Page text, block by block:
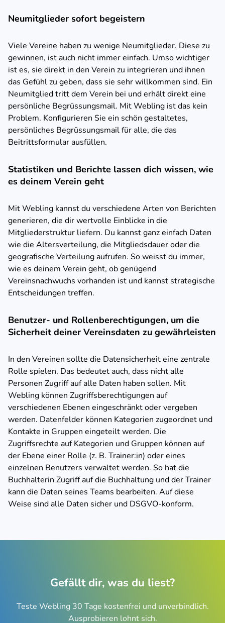
Neumitglieder sofort begeistern
Viele Vereine haben zu wenige Neumitglieder. Diese zu
gewinnen, ist auch nicht immer einfach. Umso wichtiger
ist es, sie direkt in den Verein zu integrieren und ihnen
das Gefühl zu geben, dass sie sehr willkommen sind. Ein
Neumitglied tritt dem Verein bei und erhält direkt eine
persönliche Begrüssungsmail. Mit Webling ist das kein
Problem. Konfigurieren Sie ein schön gestaltetes,
persönliches Begrüssungsmail für alle, die das
Beitrittsformular ausfüllen.
Statistiken und Berichte lassen dich wissen, wie
es deinem Verein geht
Mit Webling kannst du verschiedene Arten von Berichten
generieren, die dir wertvolle Einblicke in die
Mitgliederstruktur liefern. Du kannst ganz einfach Daten
wie die Altersverteilung, die Mitgliedsdauer oder die
geografische Verteilung aufrufen. So weisst du immer,
wie es deinem Verein geht, ob genügend
Vereinsnachwuchs vorhanden ist und kannst strategische
Entscheidungen treffen.
Benutzer- und Rollenberechtigungen, um die
Sicherheit deiner Vereinsdaten zu gewährleisten
In den Vereinen sollte die Datensicherheit eine zentrale
Rolle spielen. Das bedeutet auch, dass nicht alle
Personen Zugriff auf alle Daten haben sollen. Mit
Webling können Zugriffsberechtigungen auf
verschiedenen Ebenen eingeschränkt oder vergeben
werden. Datenfelder können Kategorien zugeordnet und
Kontakte in Gruppen eingeteilt werden. Die
Zugriffsrechte auf Kategorien und Gruppen können auf
der Ebene einer Rolle (z. B. Trainer:in) oder eines
einzelnen Benutzers verwaltet werden. So hat die
Buchhalterin Zugriff auf die Buchhaltung und der Trainer
kann die Daten seines Teams bearbeiten. Auf diese
Weise sind alle Daten sicher und DSGVO-konform.
Gefällt dir, was du liest?
Teste Webling 30 Tage kostenfrei und unverbindlich.
Ausprobieren lohnt sich.